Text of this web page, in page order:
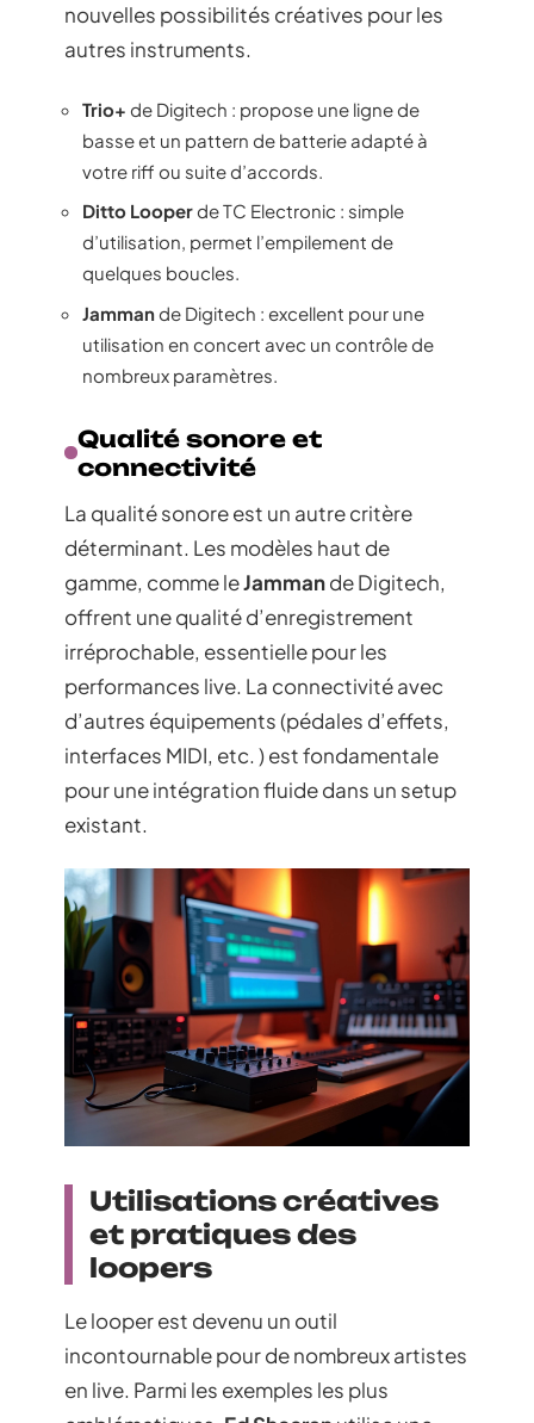
nouvelles possibilités créatives pour les
autres instruments.
Trio+ de Digitech : propose une ligne de
basse et un pattern de batterie adapté à
votre riff ou suite d’accords.
Ditto Looperde TC Electronic : simple
d’utilisation, permet l’empilement de
quelques boucles.
Jammande Digitech : excellent pour une
utilisation en concert avec un contrôle de
nombreux paramètres.
Qualité sonore et
connectivité
La qualité sonore est un autre critère
déterminant. Les modèles haut de
gamme, comme leJammande Digitech,
offrent une qualité d’enregistrement
irréprochable, essentielle pour les
performances live. La connectivité avec
d’autres équipements (pédales d’effets,
interfaces MIDI, etc. ) est fondamentale
pour une intégration fluide dans un setup
existant.
Utilisations créatives
et pratiques des
loopers
Le looper est devenu un outil
incontournable pour de nombreux artistes
en live. Parmi les exemples les plus